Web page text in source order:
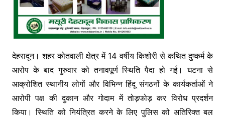
देहरादून। शहर कोतवाली क्षेत्र में 14 वर्षीय किशोरी से कथित दुष्कर्म के
आरोप के बाद गुरुवार को तनावपूर्ण स्थिति पैदा हो गई। घटना से
आक्रोशित स्थानीय लोगों और विभिन्न हिंदू संगठनों के कार्यकर्ताओं ने
आरोपी पक्ष की दुकान और गोदाम में तोड़फोड़ कर विरोध प्रदर्शन
किया। स्थिति को नियंत्रित करने के लिए पुलिस को अतिरिक्त बल